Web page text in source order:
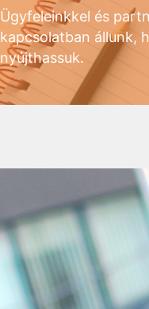
Ügyfeleinkkel és
kapcsolatban állunk,
nyújthassuk.